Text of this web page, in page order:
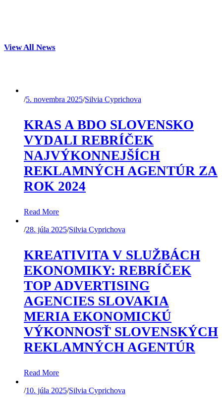
View All News
/5. novembra 2025/Silvia Cyprichova
KRAS A BDO SLOVENSKO
VYDALI REBRÍČEK
NAJVÝKONNEJŠÍCH
REKLAMNÝCH AGENTÚR ZA
ROK 2024
Read More
/28. júla 2025/Silvia Cyprichova
KREATIVITA V SLUŽBÁCH
EKONOMIKY: REBRÍČEK
TOP ADVERTISING
AGENCIES SLOVAKIA
MERIA EKONOMICKÚ
VÝKONNOSŤ SLOVENSKÝCH
REKLAMNÝCH AGENTÚR
Read More
/10. júla 2025/Silvia Cyprichova